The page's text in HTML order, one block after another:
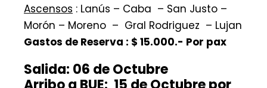
Ascensos : Lanús – Caba – San Justo –
Morón – Moreno – Gral Rodriguez – Lujan
Gastos de Reserva : $ 15.000.- Por pax
Salida: 06 de Octubre